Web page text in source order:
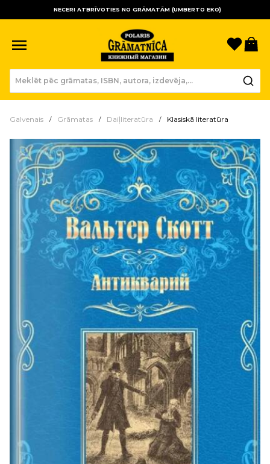
NECERI ATBRĪVOTIES NO GRĀMATĀM (UMBERTO EKO)
Galvenais Grāmatas Daiļliteratūra Klasiskā literatūra